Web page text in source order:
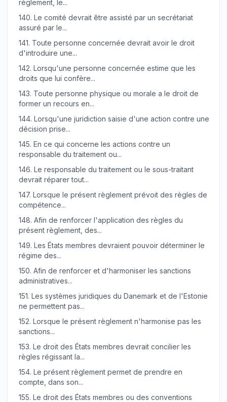
règlement, le...
140. Le comité devrait être assisté par un secrétariat
assuré par le...
141. Toute personne concernée devrait avoir le droit
d'introduire une...
142. Lorsqu'une personne concernée estime que les
droits que lui confère...
143. Toute personne physique ou morale a le droit de
former un recours en...
144. Lorsqu'une juridiction saisie d'une action contre une
décision prise...
145. En ce qui concerne les actions contre un
responsable du traitement ou...
146. Le responsable du traitement ou le sous-traitant
devrait réparer tout...
147. Lorsque le présent règlement prévoit des règles de
compétence...
148. Afin de renforcer l'application des règles du
présent règlement, des...
149. Les États membres devraient pouvoir déterminer le
régime des...
150. Afin de renforcer et d'harmoniser les sanctions
administratives...
151. Les systèmes juridiques du Danemark et de l'Estonie
ne permettent pas...
152. Lorsque le présent règlement n'harmonise pas les
sanctions...
153. Le droit des États membres devrait concilier les
règles régissant la...
154. Le présent règlement permet de prendre en
compte, dans son...
155. Le droit des États membres ou des conventions